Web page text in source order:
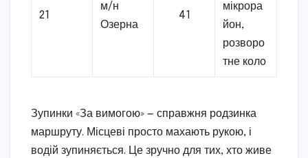
21
м/н
Озерна
41
мікрора
йон,
розворо
тне коло
Зупинки «За вимогою» — справжня родзинка
маршруту. Місцеві просто махають рукою, і
водій зупиняється. Це зручно для тих, хто живе